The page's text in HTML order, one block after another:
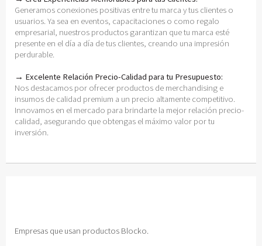
Generamos conexiones positivas entre tu marca y tus clientes o
usuarios. Ya sea en eventos, capacitaciones o como regalo
empresarial, nuestros productos garantizan que tu marca esté
presente en el día a día de tus clientes, creando una impresión
perdurable.
→ Excelente Relación Precio-Calidad para tu Presupuesto:
Nos destacamos por ofrecer productos de merchandising e
insumos de calidad premium a un precio altamente competitivo.
Innovamos en el mercado para brindarte la mejor relación precio-
calidad, asegurando que obtengas el máximo valor por tu
inversión.
Empresas que usan productos Blocko.